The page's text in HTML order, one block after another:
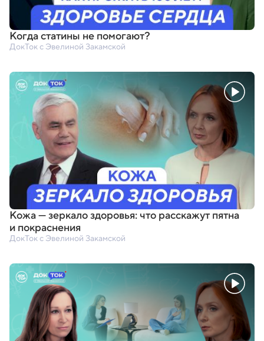
Когда статины не помогают?
ДокТок с Эвелиной Закамской
Кожа — зеркало здоровья: что расскажут пятна
и покраснения
ДокТок с Эвелиной Закамской